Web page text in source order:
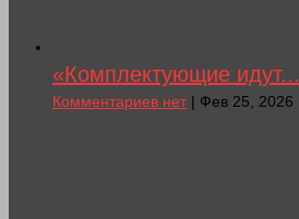
«Комплектующие идут...
Комментариев нет| Фев 25, 2026